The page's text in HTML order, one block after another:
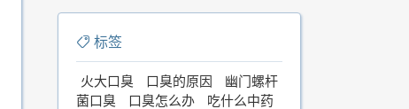
标签
火大口臭 口臭的原因
幽门螺杆
菌口臭
口臭怎么办
吃什么中药